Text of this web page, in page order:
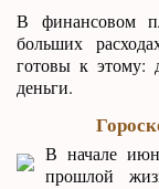
В финансовом
больших
готовы к этому:
деньги.
В начале
прошлой